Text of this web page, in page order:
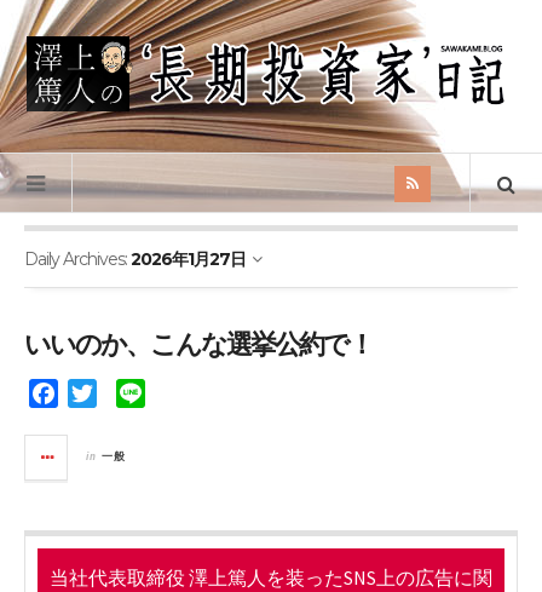
Daily Archives:2026年1月27日
いいのか、こんな選挙公約で！
e
o
o
e
r
in 一般
当社代表取締役 澤上篤人を装ったSNS上の広告に関